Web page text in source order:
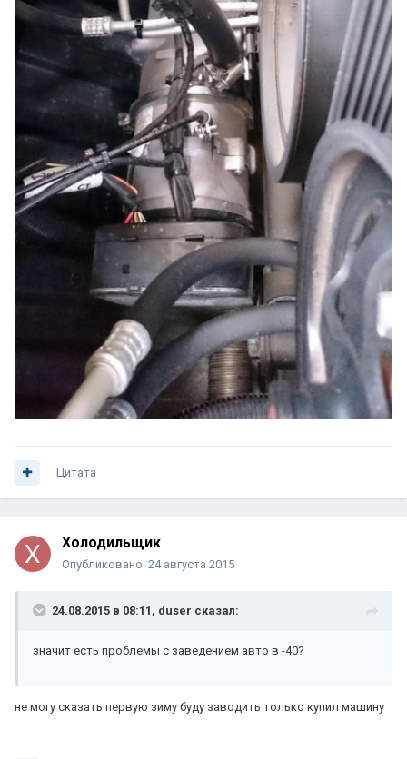
Цитата
Холодильщик
Опубликовано: 24 августа 2015
24.08.2015 в 08:11, duser сказал:
значит есть проблемы с заведением авто в -40?
не могу сказать первую зиму буду заводить только купил машину